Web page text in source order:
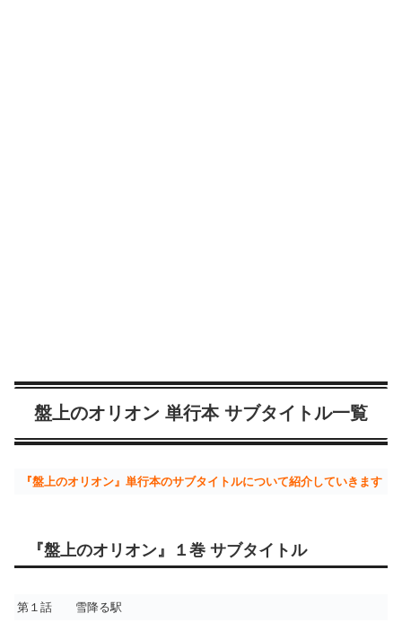
盤上のオリオン 単行本 サブタイトル一覧
『盤上のオリオン』単行本のサブタイトルについて紹介していきます
『盤上のオリオン』１巻 サブタイトル
第１話 雪降る駅